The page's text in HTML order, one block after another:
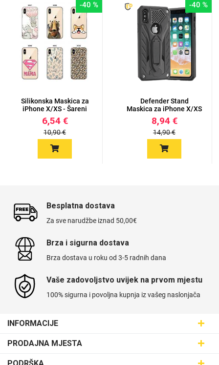
-40 %
Silikonska Maskica za
iPhone X/XS - Šareni
mot...
6,54 €
10,90 €
-40 %
Defender Stand
Maskica za iPhone X/XS
8,94 €
14,90 €
Besplatna dostava
Za sve narudžbe iznad 50,00€
Brza i sigurna dostava
Brza dostava u roku od 3-5 radnih dana
Vaše zadovoljstvo uvijek na prvom mjestu
100% sigurna i povoljna kupnja iz vašeg naslonjača
INFORMACIJE
SVIJET MASKICA d.o.o.
PRODAJNA MJESTA
Poslovnica Trešnjevka